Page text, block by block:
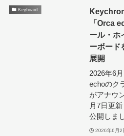
Keyboard
「Orca
ール・ホ
ーボード
展開
2026年6
echoのク
がアナウ
月7日更
公開しま
2026年6月2